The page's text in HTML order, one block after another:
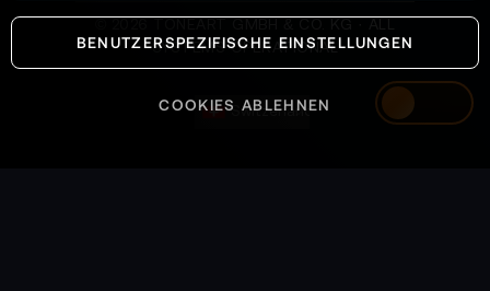
Switzerland
SYSTEMS OPERATIONAL
BENUTZERSPEZIFISCHE EINSTELLUNGEN
COOKIES ABLEHNEN